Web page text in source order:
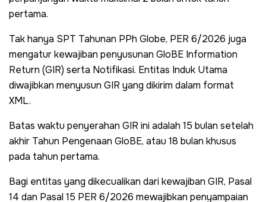
pertama.
Tak hanya SPT Tahunan PPh Globe, PER 6/2026 juga
mengatur kewajiban penyusunan GloBE Information
Return (GIR) serta Notifikasi. Entitas Induk Utama
diwajibkan menyusun GIR yang dikirim dalam format
XML.
Batas waktu penyerahan GIR ini adalah 15 bulan setelah
akhir Tahun Pengenaan GloBE, atau 18 bulan khusus
pada tahun pertama.
Bagi entitas yang dikecualikan dari kewajiban GIR, Pasal
14 dan Pasal 15 PER 6/2026 mewajibkan penyampaian